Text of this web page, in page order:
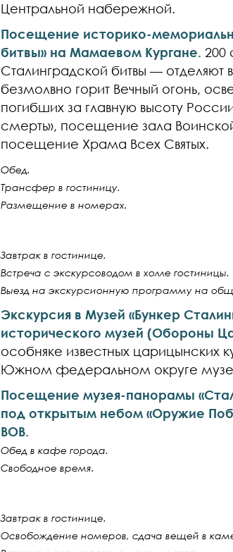
Центральной набережной.
Посещение историко-
битвы» на Мамаевом Кургане.200
Сталинградской битвы — отделяют
безмолвно горит Вечный огонь,
погибших за главную высоту
смерть», посещение зала
посещение Храма Всех Святых.
Обед.
Трансфер в гостиницу.
Размещение в номерах.
Завтрак в гостинице.
Встреча с экскурсоводом в холле гостиницы.
Выезд на экскурсионную программу на
Экскурсия в Музей «Бункер
исторического музей (Обороны
особняке известных царицынских
Южном федеральном округе
Посещение музея-панорамы
под открытым небом «Оружие
ВОВ.
Обед в кафе города.
Свободное время.
Завтрак в гостинице.
Освобождение номеров, сдача вещей в